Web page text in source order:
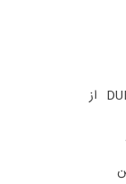
جایزه بزرگ: DUBOVSKY Alexander از